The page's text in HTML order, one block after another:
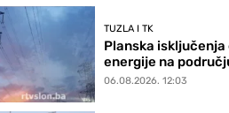
TUZLA I TK
Planska
energije na
06.08.2026. 12:03